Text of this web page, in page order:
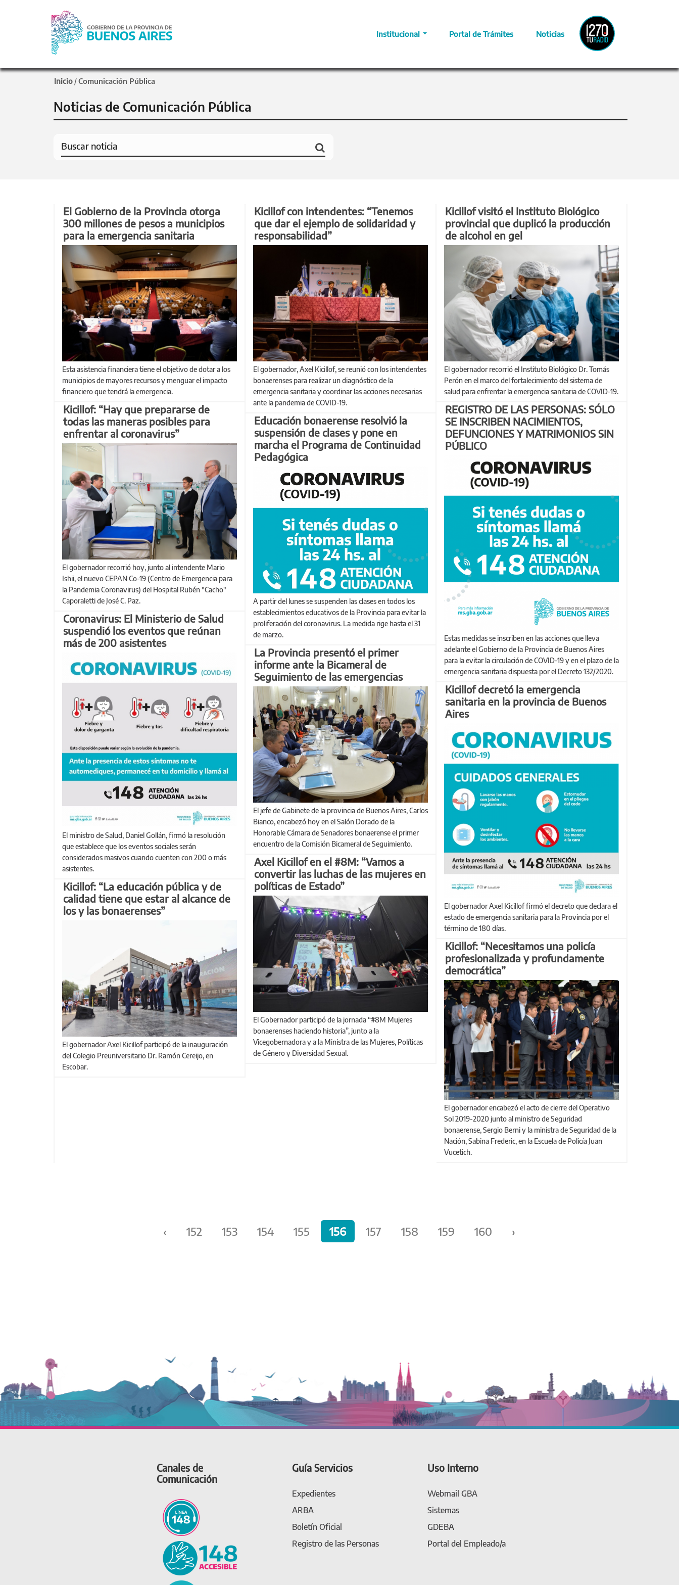
Institucional Portal de Trámites Noticias
Radio
Provincia
Inicio /Comunicación Pública
Noticias de Comunicación Pública
El Gobierno de la Provincia otorga
300 millones de pesos a municipios
para la emergencia sanitaria
Esta asistencia financiera tiene el objetivo de dotar a los
municipios de mayores recursos y menguar el impacto
financiero que tendrá la emergencia.
Kicillof con intendentes: “Tenemos
que dar el ejemplo de solidaridad y
responsabilidad”
El gobernador, Axel Kicillof, se reunió con los intendentes
bonaerenses para realizar un diagnóstico de la
emergencia sanitaria y coordinar las acciones necesarias
ante la pandemia de COVID-19.
Kicillof visitó el Instituto Biológico
provincial que duplicó la producción
de alcohol en gel
El gobernador recorrió el Instituto Biológico Dr. Tomás
Perón en el marco del fortalecimiento del sistema de
salud para enfrentar la emergencia sanitaria de COVID-19.
Kicillof: “Hay que prepararse de
todas las maneras posibles para
enfrentar al coronavirus”
El gobernador recorrió hoy, junto al intendente Mario
Ishii, el nuevo CEPAN Co-19 (Centro de Emergencia para
la Pandemia Coronavirus) del Hospital Rubén "Cacho"
Caporaletti de José C. Paz.
REGISTRO DE LAS PERSONAS: SÓLO
SE INSCRIBEN NACIMIENTOS,
DEFUNCIONES Y MATRIMONIOS SIN
PÚBLICO
Estas medidas se inscriben en las acciones que lleva
adelante el Gobierno de la Provincia de Buenos Aires
para la evitar la circulación de COVID-19 y en el plazo de la
emergencia sanitaria dispuesta por el Decreto 132/2020.
Educación bonaerense resolvió la
suspensión de clases y pone en
marcha el Programa de Continuidad
Pedagógica
A partir del lunes se suspenden las clases en todos los
establecimientos educativos de la Provincia para evitar la
proliferación del coronavirus. La medida rige hasta el 31
de marzo.
Coronavirus: El Ministerio de Salud
suspendió los eventos que reúnan
más de 200 asistentes
El ministro de Salud, Daniel Gollán, firmó la resolución
que establece que los eventos sociales serán
considerados masivos cuando cuenten con 200 o más
asistentes.
La Provincia presentó el primer
informe ante la Bicameral de
Seguimiento de las emergencias
El jefe de Gabinete de la provincia de Buenos Aires, Carlos
Bianco, encabezó hoy en el Salón Dorado de la
Honorable Cámara de Senadores bonaerense el primer
encuentro de la Comisión Bicameral de Seguimiento.
Kicillof decretó la emergencia
sanitaria en la provincia de Buenos
Aires
El gobernador Axel Kicillof firmó el decreto que declara el
estado de emergencia sanitaria para la Provincia por el
término de 180 días.
Axel Kicillof en el #8M: “Vamos a
convertir las luchas de las mujeres en
políticas de Estado”
El Gobernador participó de la jornada “#8M Mujeres
bonaerenses haciendo historia”, junto a la
Vicegobernadora y a la Ministra de las Mujeres, Políticas
de Género y Diversidad Sexual.
Kicillof: “La educación pública y de
calidad tiene que estar al alcance de
los y las bonaerenses”
El gobernador Axel Kicillof participó de la inauguración
del Colegio Preuniversitario Dr. Ramón Cereijo, en
Escobar.
Kicillof: “Necesitamos una policía
profesionalizada y profundamente
democrática”
El gobernador encabezó el acto de cierre del Operativo
Sol 2019-2020 junto al ministro de Seguridad
bonaerense, Sergio Berni y la ministra de Seguridad de la
Nación, Sabina Frederic, en la Escuela de Policía Juan
Vucetich.
‹ 152 153 154 155 156 157 158 159 160 ›
Canales de
Comunicación
Guía Servicios
Expedientes
ARBA
Boletín Oficial
Registro de las Personas
Uso Interno
Webmail GBA
Sistemas
GDEBA
Portal del Empleado/a